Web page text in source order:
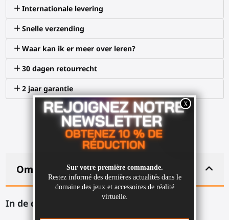
Internationale levering
Snelle verzending
Waar kan ik er meer over leren?
30 dagen retourrecht
2 jaar garantie
Omschrijving
In de doos: